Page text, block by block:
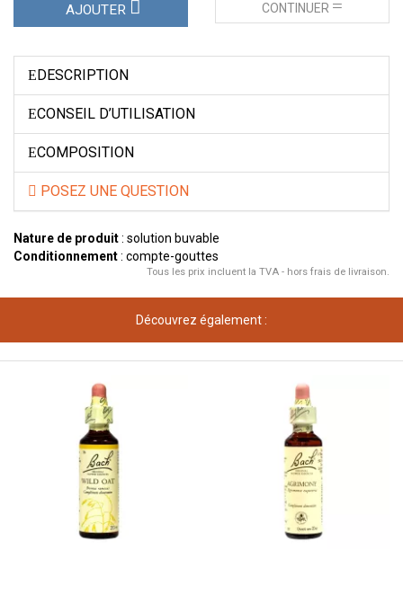
AJOUTER CONTINUER
DESCRIPTION
CONSEIL D’UTILISATION
COMPOSITION
POSEZ UNE QUESTION
Nature de produit: solution buvable
Conditionnement: compte-gouttes
Tous les prix incluent la TVA - hors frais de livraison.
Découvrez également :